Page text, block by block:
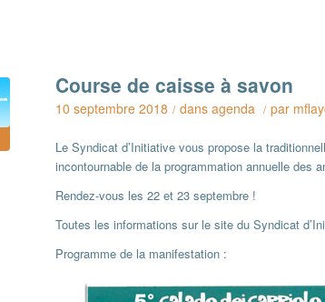
Course de caisse à savon
10 septembre 2018 / dansagenda / par
Le Syndicat d’Initiative vous propose la
incontournable de la programmation annuelle des
Rendez-vous les 22 et 23 septembre !
Toutes les informations sur le site du Syndicat
Programme de la manifestation :